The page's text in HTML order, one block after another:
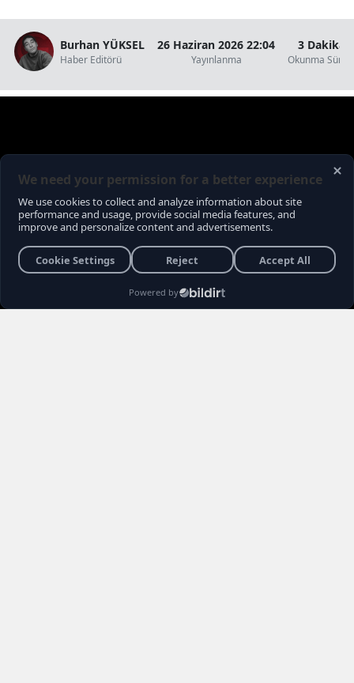
Burhan YÜKSEL
Haber Editörü
26 Haziran 2026 22:04
Yayınlanma
3 Dakika
Okunma Süresi